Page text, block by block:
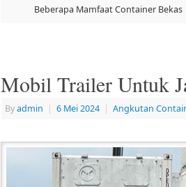
Beberapa Mamfaat Container Bekas
Mobil Trailer Untuk
Byadmin | 6 Mei 2024 | Angkutan